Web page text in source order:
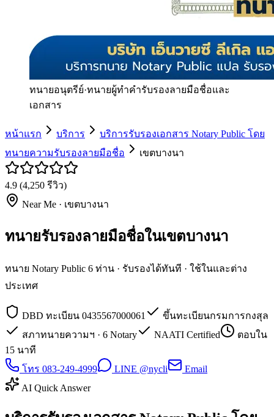
ทนายอนุตรีย์·ทนายผู้ทำคำรับรองลายมือชื่อและ
เอกสาร
หน้าแรก บริการ
บริการรับรองเอกสาร Notary Public โดย
ทนายความรับรองลายมือชื่อ
เขตบางนา
4.9 (4,250 รีวิว)
Near Me · เขตบางนา
ทนายรับรองลายมือชื่อในเขตบางนา
ทนาย Notary Public 6 ท่าน · รับรองได้ทันที · ใช้ในและต่าง
ประเทศ
DBD ทะเบียน 0435567000061
ขึ้นทะเบียนกรมการกงสุล
สภาทนายความฯ · 6 Notary
NAATI Certified
ตอบใน
15 นาที
โทร 083-249-4999
LINE @nycli
Email
AI Quick Answer